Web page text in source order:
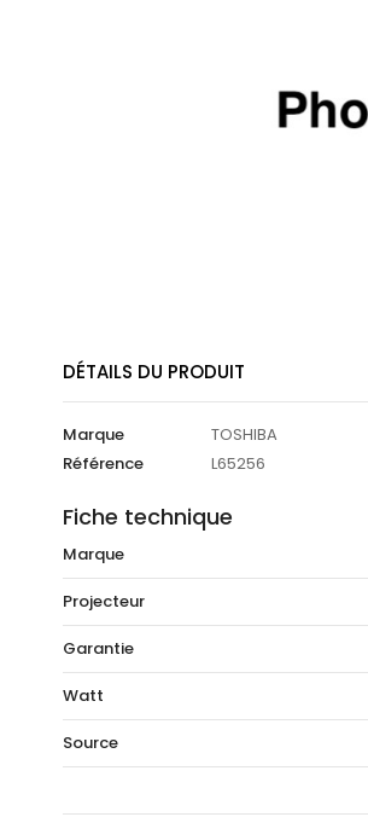
DÉTAILS DU PRODUIT
Marque
TOSHIBA
Référence
L65256
Fiche technique
Marque
Projecteur
Garantie
Watt
Source